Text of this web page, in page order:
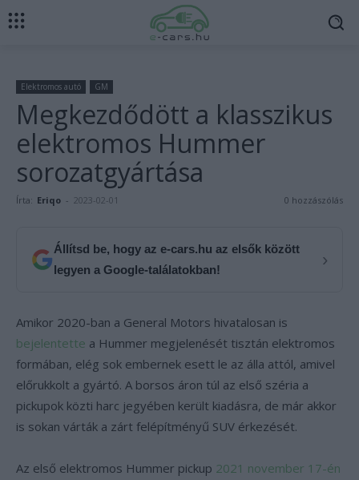
Elektromos autó GM
Megkezdődött a klasszikus
elektromos Hummer
sorozatgyártása
Írta: Eriqo - 2023-02-01 0 hozzászólás
Állítsd be, hogy az e-cars.hu az elsők között
legyen a Google-találatokban!
›
Amikor 2020-ban a General Motors hivatalosan is
bejelentette a Hummer megjelenését tisztán elektromos
formában, elég sok embernek esett le az álla attól, amivel
előrukkolt a gyártó. A borsos áron túl az első széria a
pickupok közti harc jegyében került kiadásra, de már akkor
is sokan várták a zárt felépítményű SUV érkezését.
Az első elektromos Hummer pickup 2021 november 17-én